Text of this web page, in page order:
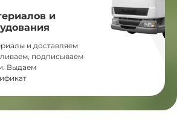
и
и доставляем
подписываем
Выдаем